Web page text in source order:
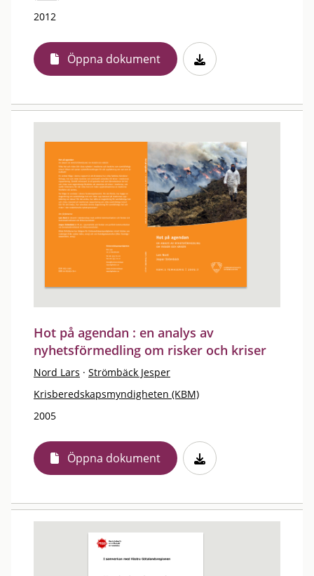
2012
Öppna dokument
Hot på agendan : en analys av
nyhetsförmedling om risker och kriser
Nord Lars · Strömbäck Jesper
Krisberedskapsmyndigheten (KBM)
2005
Öppna dokument